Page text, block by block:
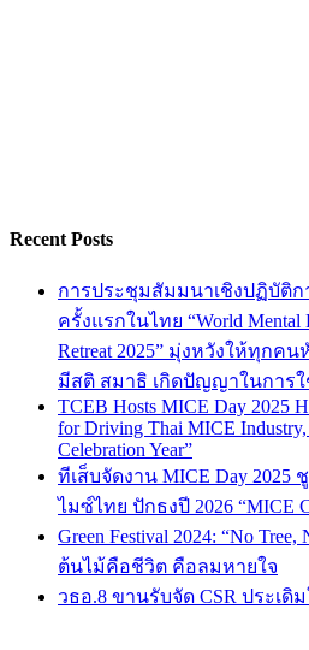
Recent Posts
การประชุมสัมมนาเชิงปฏิบัติ
ครั้งแรกในไทย “World Mental
Retreat 2025” มุ่งหวังให้ทุก
มีสติ สมาธิ เกิดปัญญาในการ
TCEB Hosts MICE Day 2025
for Driving Thai MICE
Celebration Year”
ทีเส็บจัดงาน MICE Day 2025
ไมซ์ไทย ปักธงปี 2026 “MICE
Green Festival 2024: “No
ต้นไม้คือชีวิต คือลมหายใจ
วธอ.8 ขานรับจัด CSR ประเดิ